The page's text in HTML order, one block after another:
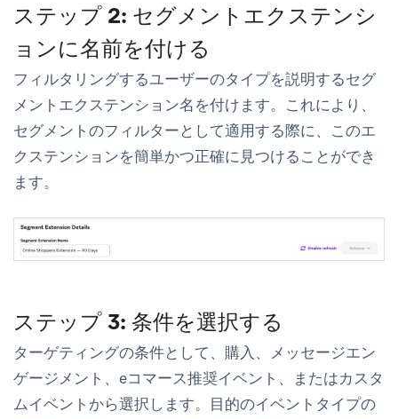
ステップ 2: セグメントエクステンシ
ョンに名前を付ける
フィルタリングするユーザーのタイプを説明するセグ
メントエクステンション名を付けます。これにより、
セグメントのフィルターとして適用する際に、このエ
クステンションを簡単かつ正確に見つけることができ
ます。
ステップ 3: 条件を選択する
ターゲティングの条件として、購入、メッセージエン
ゲージメント、eコマース推奨イベント、またはカスタ
ムイベントから選択します。目的のイベントタイプの